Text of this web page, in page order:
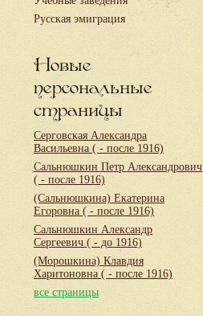
Русская эмиграция
Новые
персональные
страницы
Серговская Александра
Васильевна ( - после 1916)
Сальнюшкин Петр Александрович
( - после 1916)
(Сальнюшкина) Екатерина
Егоровна ( - после 1916)
Сальнюшкин Александр
Сергеевич ( - до 1916)
(Морошкина) Клавдия
Харитоновна ( - после 1916)
все страницы